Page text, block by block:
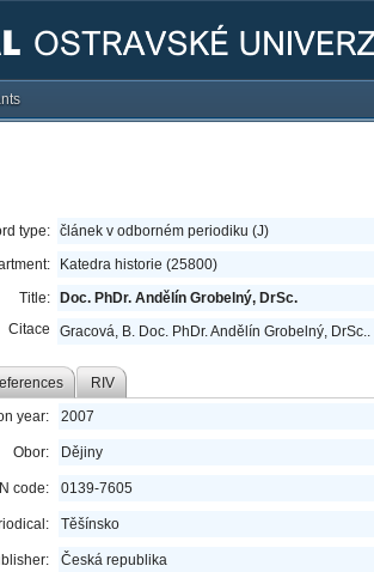
type: článek v odborném periodiku (J)
Katedra historie (25800)
Title:
Doc. PhDr. Andělín Grobelný, DrSc.
Citace
Gracová, B. Doc. PhDr. Andělín Grobelný, DrSc..
RIV
year: 2007
Obor: Dějiny
code: 0139-7605
Těšínsko
Česká republika